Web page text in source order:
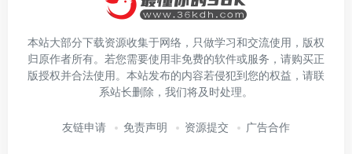
本站大部分下载资源收集于网络，只做学习和交流使用，版权
归原作者所有。若您需要使用非免费的软件或服务，请购买正
版授权并合法使用。本站发布的内容若侵犯到您的权益，请联
系站长删除，我们将及时处理。
友链申请 免责声明 资源提交 广告合作